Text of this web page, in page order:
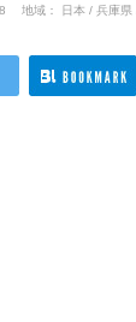
地域： 日本 / 兵庫県